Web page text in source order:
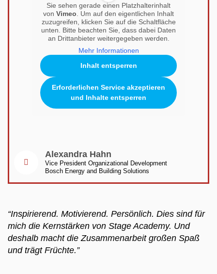
Sie sehen gerade einen Platzhalterinhalt
von Vimeo . Um auf den eigentlichen Inhalt
zuzugreifen, klicken Sie auf die Schaltfläche
unten. Bitte beachten Sie, dass dabei Daten
an Drittanbieter weitergegeben werden.
Mehr Informationen
Inhalt entsperren
Erforderlichen Service akzeptieren
und Inhalte entsperren
Alexandra Hahn
Vice President Organizational Development
Bosch Energy and Building Solutions
“Inspirierend. Motivierend. Persönlich. Dies sind für
mich die Kernstärken von Stage Academy. Und
deshalb macht die Zusammenarbeit großen Spaß
und trägt Früchte.”